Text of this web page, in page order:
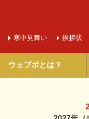
寒中 見舞い 挨拶状
ウェブポとは？